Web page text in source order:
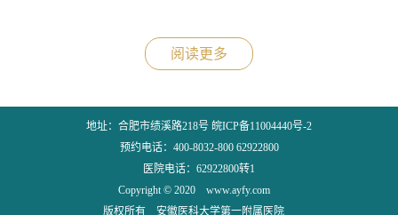
阅读更多
地址：合肥市绩溪路218号 皖ICP备11004440号-2
预约电话：400-8032-800 62922800
医院电话：62922800转1
Copyright © 2020 www.ayfy.com
版权所有 安徽医科大学第一附属医院